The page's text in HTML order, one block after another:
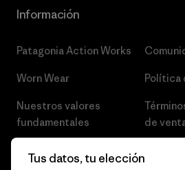
Información
Patagonia Action Works
Worn Wear
Nuestros valores
fundamentales
Política
de
Tus datos, tu elección